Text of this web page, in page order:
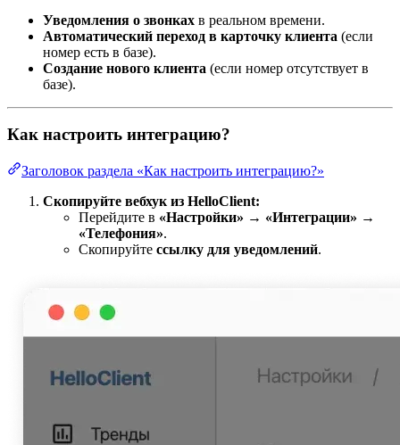
Уведомления о звонках в реальном времени.
Автоматический переход в карточку клиента (если
номер есть в базе).
Создание нового клиента (если номер отсутствует в
базе).
Как настроить интеграцию?
Заголовок раздела «Как настроить интеграцию?»
Скопируйте вебхук из HelloClient:
Перейдите в «Настройки» → «Интеграции» →
«Телефония».
Скопируйте ссылку для уведомлений.